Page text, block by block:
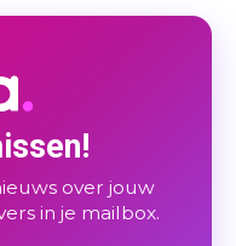
over jouw
in je mailbox.